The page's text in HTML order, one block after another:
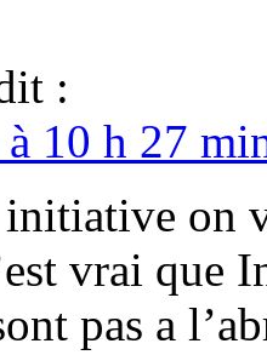
:
10 h 27
initiative on
vrai que
pas a